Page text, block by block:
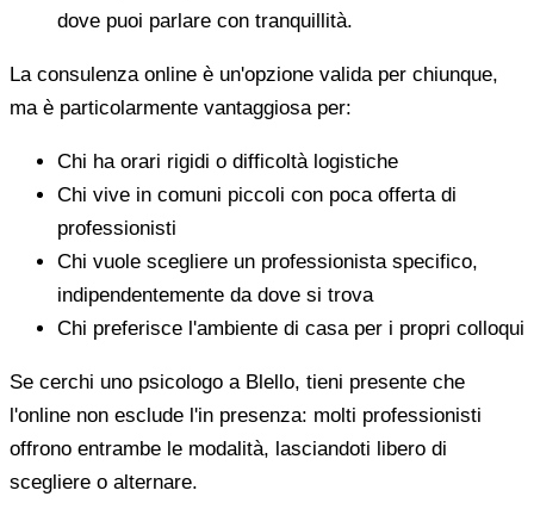
dove puoi parlare con tranquillità.
La consulenza online è un'opzione valida per chiunque,
ma è particolarmente vantaggiosa per:
Chi ha orari rigidi o difficoltà logistiche
Chi vive in comuni piccoli con poca offerta di
professionisti
Chi vuole scegliere un professionista specifico,
indipendentemente da dove si trova
Chi preferisce l'ambiente di casa per i propri colloqui
Se cerchi uno psicologo a Blello, tieni presente che
l'online non esclude l'in presenza: molti professionisti
offrono entrambe le modalità, lasciandoti libero di
scegliere o alternare.